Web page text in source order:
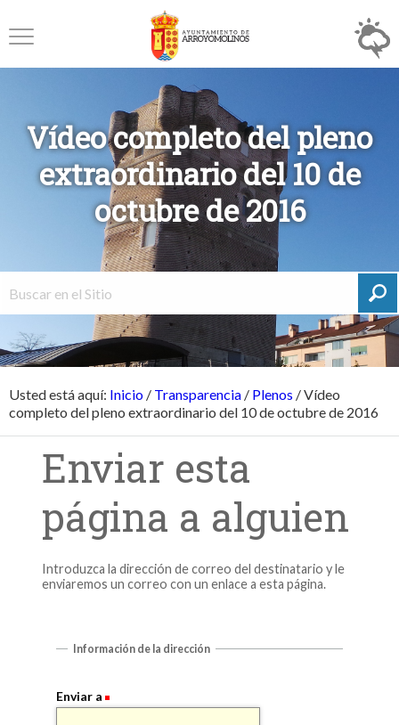
Vídeo completo del pleno
extraordinario del 10 de
octubre de 2016
Usted está aquí: Inicio / Transparencia / Plenos /Vídeo
completo del pleno extraordinario del 10 de octubre de 2016
Enviar esta
página a alguien
Introduzca la dirección de correo del destinatario y le
enviaremos un correo con un enlace a esta página.
Información de la dirección
Enviar a